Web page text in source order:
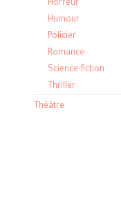
Humour
Policier
Romance
Science-fiction
Thriller
Théâtre